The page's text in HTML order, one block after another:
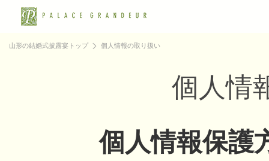
山形の結婚式披露宴トップ 個人情報の取り扱い
個人情
個人情報保護